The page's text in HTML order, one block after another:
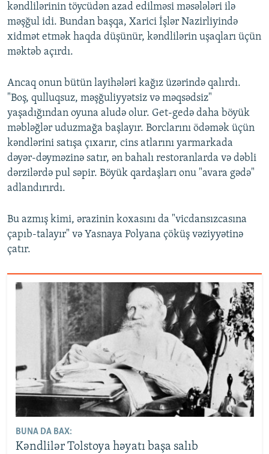
kəndlilərinin töycüdən azad edilməsi məsələləri ilə
məşğul idi. Bundan başqa, Xarici İşlər Nazirliyində
xidmət etmək haqda düşünür, kəndlilərin uşaqları üçün
məktəb açırdı.
Ancaq onun bütün layihələri kağız üzərində qalırdı.
"Boş, qulluqsuz, məşğuliyyətsiz və məqsədsiz"
yaşadığından oyuna aludə olur. Get-gedə daha böyük
məbləğlər uduzmağa başlayır. Borclarını ödəmək üçün
kəndlərini satışa çıxarır, cins atlarını yarmarkada
dəyər-dəyməzinə satır, ən bahalı restoranlarda və dəbli
dərzilərdə pul səpir. Böyük qardaşları onu "avara gədə"
adlandırırdı.
Bu azmış kimi, ərazinin koxasını da "vicdansızcasına
çapıb-talayır" və Yasnaya Polyana çöküş vəziyyətinə
çatır.
BUNA DA BAX:
Kəndlilər Tolstoya həyatı başa salıb